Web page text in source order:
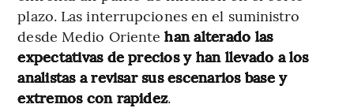
plazo. Las interrupciones en el suministro
desde Medio Orientehan alterado las
expectativas de precios y han llevado a los
analistas a revisar sus escenarios base y
extremos con rapidez.